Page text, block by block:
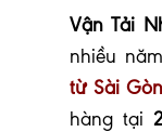
Vận Tải
nhiều
từ Sài
hàng tại